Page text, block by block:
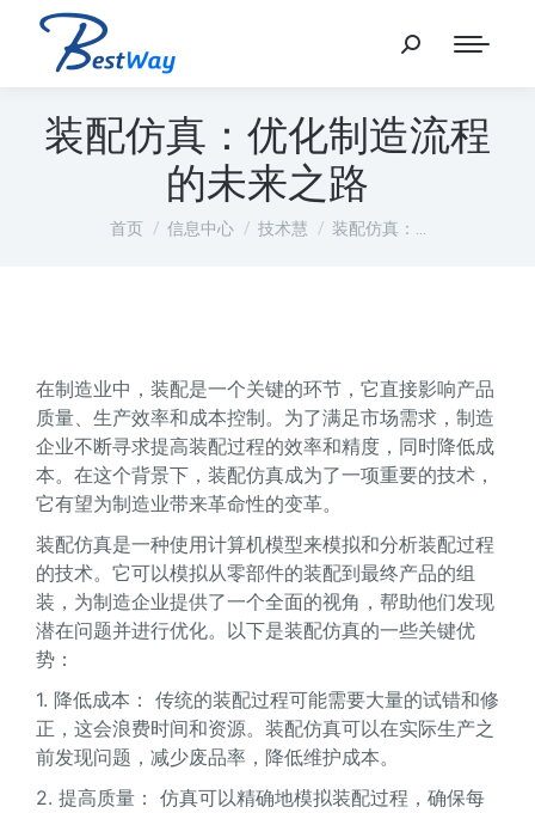
装配仿真：优化制造流程
的未来之路
您在这里：
首页 信息中心 技术慧 装配仿真：…
在制造业中，装配是一个关键的环节，它直接影响产品
质量、生产效率和成本控制。为了满足市场需求，制造
企业不断寻求提高装配过程的效率和精度，同时降低成
本。在这个背景下，装配仿真成为了一项重要的技术，
它有望为制造业带来革命性的变革。
装配仿真是一种使用计算机模型来模拟和分析装配过程
的技术。它可以模拟从零部件的装配到最终产品的组
装，为制造企业提供了一个全面的视角，帮助他们发现
潜在问题并进行优化。以下是装配仿真的一些关键优
势：
1. 降低成本： 传统的装配过程可能需要大量的试错和修
正，这会浪费时间和资源。装配仿真可以在实际生产之
前发现问题，减少废品率，降低维护成本。
2. 提高质量： 仿真可以精确地模拟装配过程，确保每